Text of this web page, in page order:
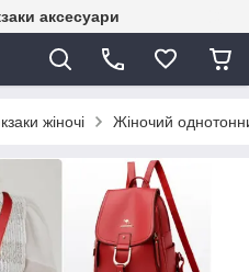
аксесуари
жіночі Жіночий